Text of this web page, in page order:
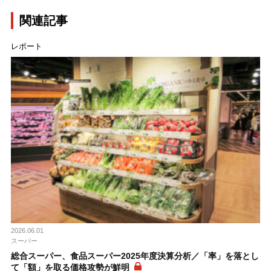
関連記事
レポート
2026.06.01
スーパー
総合スーパー、食品スーパー2025年度決算分析／「率」を落とし
て「額」を取る価格攻勢が鮮明